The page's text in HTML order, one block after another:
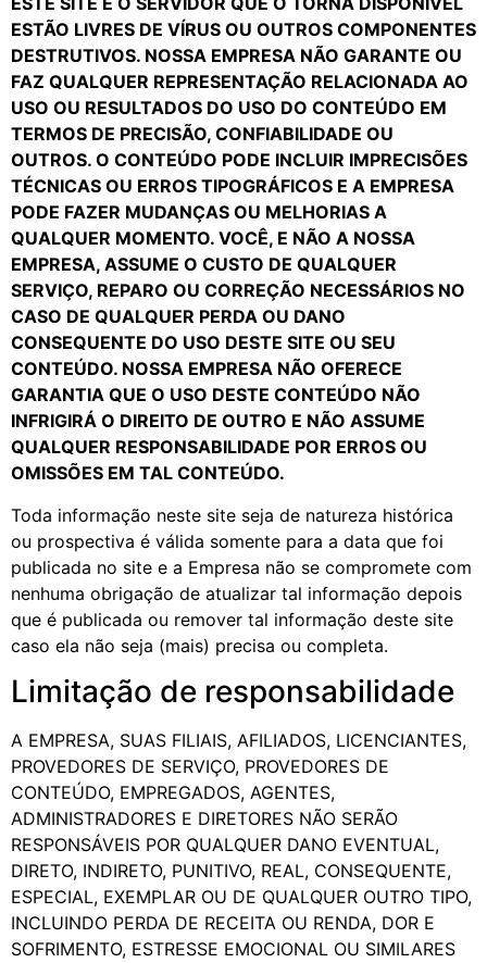
ESTÃO LIVRES DE VÍRUS OU OUTROS COMPONENTES
DESTRUTIVOS. NOSSA EMPRESA NÃO GARANTE OU
FAZ QUALQUER REPRESENTAÇÃO RELACIONADA AO
USO OU RESULTADOS DO USO DO CONTEÚDO EM
TERMOS DE PRECISÃO, CONFIABILIDADE OU
OUTROS. O CONTEÚDO PODE INCLUIR IMPRECISÕES
TÉCNICAS OU ERROS TIPOGRÁFICOS E A EMPRESA
PODE FAZER MUDANÇAS OU MELHORIAS A
QUALQUER MOMENTO. VOCÊ, E NÃO A NOSSA
EMPRESA, ASSUME O CUSTO DE QUALQUER
SERVIÇO, REPARO OU CORREÇÃO NECESSÁRIOS NO
CASO DE QUALQUER PERDA OU DANO
CONSEQUENTE DO USO DESTE SITE OU SEU
CONTEÚDO. NOSSA EMPRESA NÃO OFERECE
GARANTIA QUE O USO DESTE CONTEÚDO NÃO
INFRIGIRÁ O DIREITO DE OUTRO E NÃO ASSUME
QUALQUER RESPONSABILIDADE POR ERROS OU
OMISSÕES EM TAL CONTEÚDO.
Toda informação neste site seja de natureza histórica
ou prospectiva é válida somente para a data que foi
publicada no site e a Empresa não se compromete com
nenhuma obrigação de atualizar tal informação depois
que é publicada ou remover tal informação deste site
caso ela não seja (mais) precisa ou completa.
Limitação de responsabilidade
A EMPRESA, SUAS FILIAIS, AFILIADOS, LICENCIANTES,
PROVEDORES DE SERVIÇO, PROVEDORES DE
CONTEÚDO, EMPREGADOS, AGENTES,
ADMINISTRADORES E DIRETORES NÃO SERÃO
RESPONSÁVEIS POR QUALQUER DANO EVENTUAL,
DIRETO, INDIRETO, PUNITIVO, REAL, CONSEQUENTE,
ESPECIAL, EXEMPLAR OU DE QUALQUER OUTRO TIPO,
INCLUINDO PERDA DE RECEITA OU RENDA, DOR E
SOFRIMENTO, ESTRESSE EMOCIONAL OU SIMILARES